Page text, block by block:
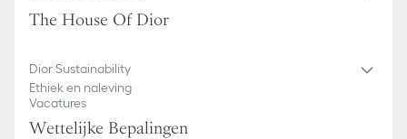
The House Of Dior
Dior Sustainability
Ethiek en naleving
Vacatures
Wettelijke Bepalingen